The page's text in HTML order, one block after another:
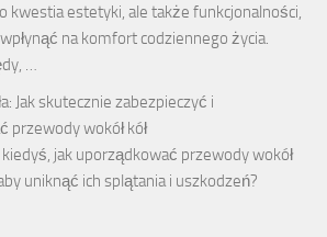
kwestia estetyki, ale także funkcjonalności,
na komfort codziennego życia.
…
Jak skutecznie zabezpieczyć i
przewody wokół kół
kiedyś, jak uporządkować przewody wokół
uniknąć ich splątania i uszkodzeń?